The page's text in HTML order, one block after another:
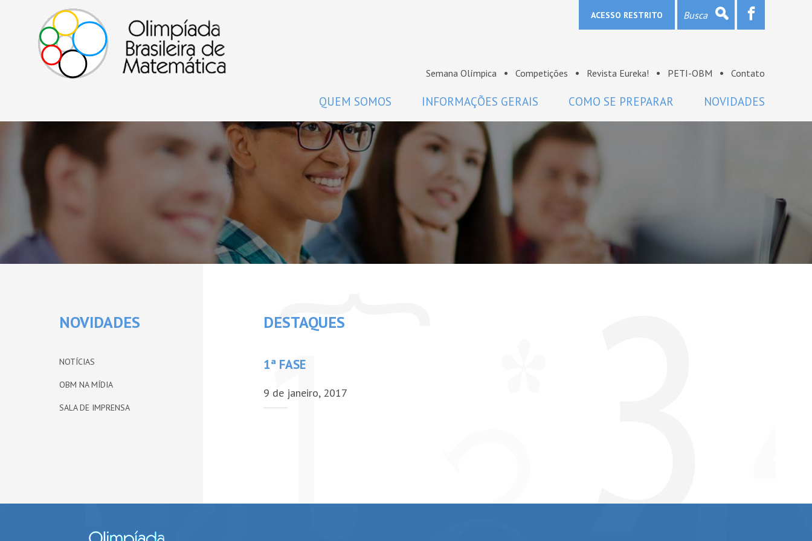
ACESSO RESTRITO
Semana Olímpica Competições Revista Eureka! PETI-OBM Contato
QUEM SOMOS
A OBM
Histórico
Premiados da OBM
Comissão Nacional de Olimpíadas
de Matemática da SBM
Coordenadores
Projeto Gráfico da OBM
INFORMAÇÕES GERAIS
Regulamento
Como participar
Perguntas frequentes
COMO SE PREPARAR NOVIDADES
NOVIDADES
NOTÍCIAS
OBM NA MÍDIA
SALA DE IMPRENSA
DESTAQUES
1ª FASE
9 de janeiro, 2017